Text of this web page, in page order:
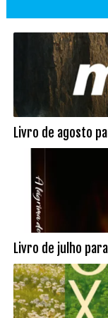
Livro de agosto
Livro de julho